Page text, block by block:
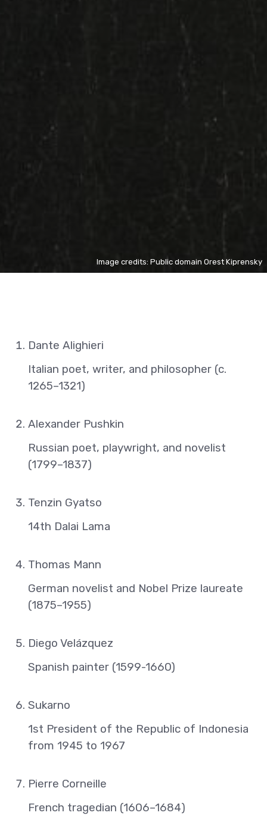
Image credits: Public domain Orest Kiprensky
Dante Alighieri
Italian poet, writer, and philosopher (c.
1265–1321)
Alexander Pushkin
Russian poet, playwright, and novelist
(1799–1837)
Tenzin Gyatso
14th Dalai Lama
Thomas Mann
German novelist and Nobel Prize laureate
(1875–1955)
Diego Velázquez
Spanish painter (1599-1660)
Sukarno
1st President of the Republic of Indonesia
from 1945 to 1967
Pierre Corneille
French tragedian (1606–1684)